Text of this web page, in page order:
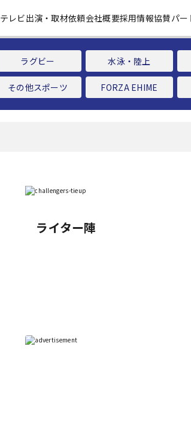
テレビ出演・取材依頼会社概要採用情報協賛パー
ラグビー 水泳・陸上
その他スポーツ FORZA EHIME
ライター陣